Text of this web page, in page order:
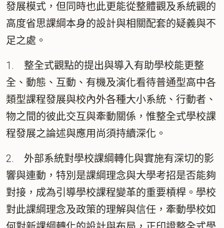
發展模式，但同時也此更能從整體觀及系統觀的
高度省思課綱本身的設計與相關配套的疑義與不
足之處。
1. 整全式觀點的提出與導入有助學校能更整
全、動態、互動、有機及演化看待普通型高中各
類型課程發展與校內外各種大小系統、行動者、
物之間的彼此交互與牽動關係，惟整全式學校課
程發展之論述與應用尚須持續深化。
2. 外部系統對學校課綱轉化與實施有深切的影
響與連動，特別是課綱理念與大學考招是否能夠
對接，成為引導學校課程變革的重要槓桿。學校
對此課綱理念及政策的理解與信任，牽動學校如